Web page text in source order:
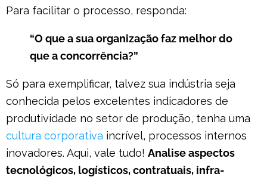
Para facilitar o processo, responda:
“O que a sua organização faz melhor do
que a concorrência?”
Só para exemplificar, talvez sua indústria seja
conhecida pelos excelentes indicadores de
produtividade no setor de produção, tenha uma
cultura corporativa incrível, processos internos
inovadores. Aqui, vale tudo! Analise aspectos
tecnológicos, logísticos, contratuais, infra-